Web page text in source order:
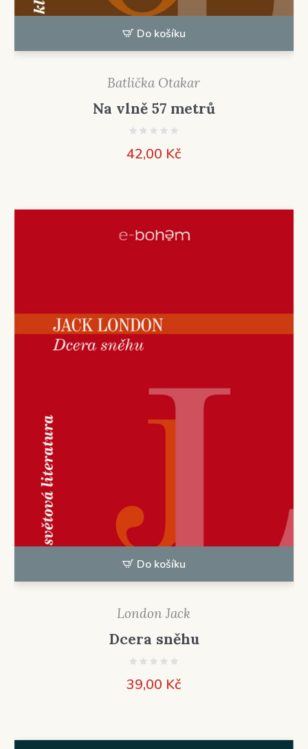
Do košíku
Batlička Otakar
Na vlně 57 metrů
42,00 Kč
Do košíku
London Jack
Dcera sněhu
39,00 Kč